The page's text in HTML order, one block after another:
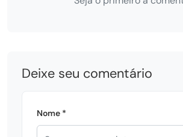
Deixe seu comentário
Nome *